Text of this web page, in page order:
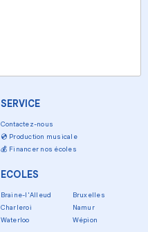
SERVICE
Contactez-nous
💿 Production musicale
💰 Financer nos écoles
ECOLES
Braine-l'Alleud
Bruxelles
Charleroi
Namur
Waterloo
Wépion